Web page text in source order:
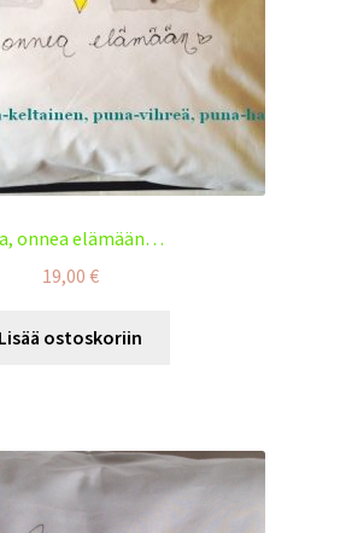
onnea elämään…
19,00 €
Lisää ostoskoriin